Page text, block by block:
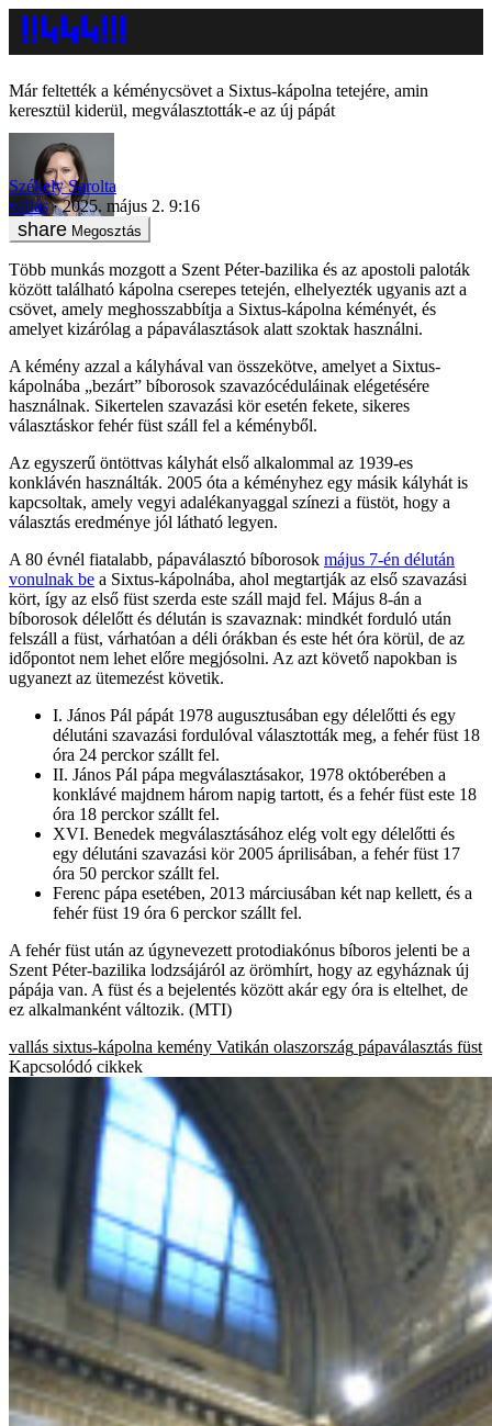
Már feltették a kéménycsövet a Sixtus-kápolna tetejére, amin
keresztül kiderül, megválasztották-e az új pápát
Székely Sarolta
vallás
2025. május 2. 9:16
Megosztás
Több munkás mozgott a Szent Péter-bazilika és az apostoli paloták
között található kápolna cserepes tetején, elhelyezték ugyanis azt a
csövet, amely meghosszabbítja a Sixtus-kápolna kéményét, és
amelyet kizárólag a pápaválasztások alatt szoktak használni.
A kémény azzal a kályhával van összekötve, amelyet a Sixtus-
kápolnába „bezárt” bíborosok szavazócéduláinak elégetésére
használnak. Sikertelen szavazási kör esetén fekete, sikeres
választáskor fehér füst száll fel a kéményből.
Az egyszerű öntöttvas kályhát első alkalommal az 1939-es
konklávén használták. 2005 óta a kéményhez egy másik kályhát is
kapcsoltak, amely vegyi adalékanyaggal színezi a füstöt, hogy a
választás eredménye jól látható legyen.
A 80 évnél fiatalabb, pápaválasztó bíborosok május 7-én délután
vonulnak be a Sixtus-kápolnába, ahol megtartják az első szavazási
kört, így az első füst szerda este száll majd fel. Május 8-án a
bíborosok délelőtt és délután is szavaznak: mindkét forduló után
felszáll a füst, várhatóan a déli órákban és este hét óra körül, de az
időpontot nem lehet előre megjósolni. Az azt követő napokban is
ugyanezt az ütemezést követik.
I. János Pál pápát 1978 augusztusában egy délelőtti és egy
délutáni szavazási fordulóval választották meg, a fehér füst 18
óra 24 perckor szállt fel.
II. János Pál pápa megválasztásakor, 1978 októberében a
konklávé majdnem három napig tartott, és a fehér füst este 18
óra 18 perckor szállt fel.
XVI. Benedek megválasztásához elég volt egy délelőtti és
egy délutáni szavazási kör 2005 áprilisában, a fehér füst 17
óra 50 perckor szállt fel.
Ferenc pápa esetében, 2013 márciusában két nap kellett, és a
fehér füst 19 óra 6 perckor szállt fel.
A fehér füst után az úgynevezett protodiakónus bíboros jelenti be a
Szent Péter-bazilika lodzsájáról az örömhírt, hogy az egyháznak új
pápája van. A füst és a bejelentés között akár egy óra is eltelhet, de
ez alkalmanként változik. (MTI)
vallás sixtus-kápolna kemény Vatikán olaszország pápaválasztás füst
Kapcsolódó cikkek